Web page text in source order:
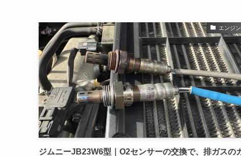
エンジン
ジムニーJB23W6型｜O2センサーの交換で、排ガスの